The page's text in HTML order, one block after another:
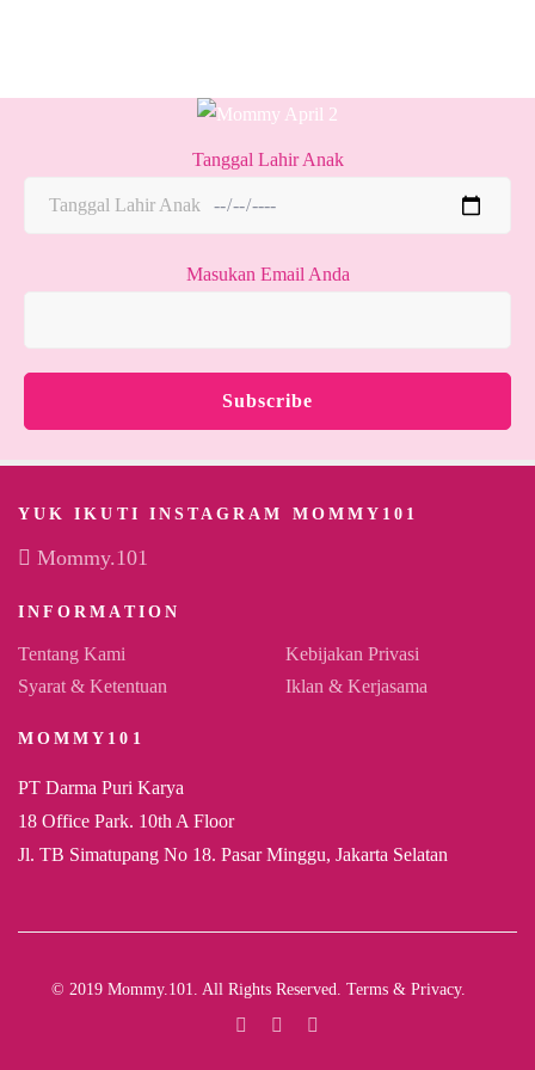
Tanggal Lahir Anak
Masukan Email Anda
YUK IKUTI INSTAGRAM MOMMY101
Mommy.101
INFORMATION
Tentang Kami
Kebijakan Privasi
Syarat & Ketentuan
Iklan & Kerjasama
MOMMY101
PT Darma Puri Karya
18 Office Park. 10th A Floor
Jl. TB Simatupang No 18. Pasar Minggu, Jakarta Selatan
© 2019 Mommy.101. All Rights Reserved. Terms & Privacy.